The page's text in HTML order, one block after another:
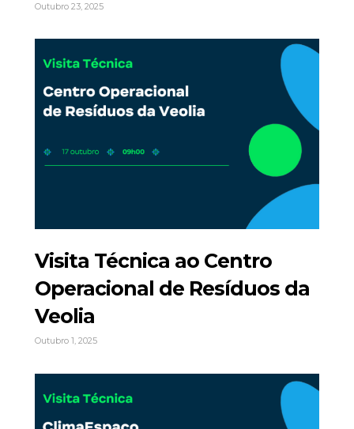
Outubro 23, 2025
Visita Técnica ao Centro
Operacional de Resíduos da
Veolia
Outubro 1, 2025